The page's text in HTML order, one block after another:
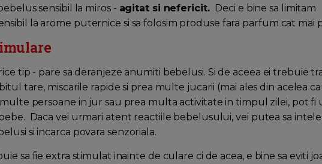
sensibil la miros - agitat si nefericit. Deci e bine sa limitam
la arome puternice si sa folosim produse fara parfum cat mai
tip - pare sa deranjeze anumiti bebelusi. Si de aceea ei trebuie
tare, miscarile rapide si prea multe jucarii (mai ales din acelea
persoane in jur sau prea multa activitate in timpul zilei, pot fi
Daca vei urmari atent reactiile bebelusului, vei putea sa
si incarca povara senzoriala.
sa fie extra stimulat inainte de culare ci de acea, e bine sa eviti